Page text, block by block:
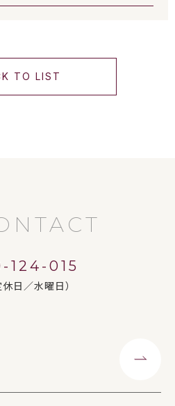
TO LIST
124-015
日／水曜日）